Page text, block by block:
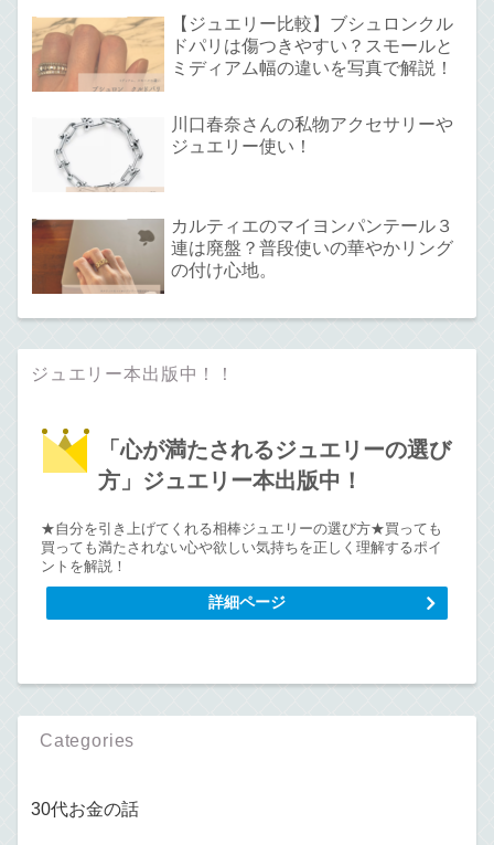
【ジュエリー比較】ブシュロンクル
ドパリは傷つきやすい？スモールと
ミディアム幅の違いを写真で解説！
川口春奈さんの私物アクセサリーや
ジュエリー使い！
カルティエのマイヨンパンテール３
連は廃盤？普段使いの華やかリング
の付け心地。
ジュエリー本出版中！！
「心が満たされるジュエリーの選び
方」ジュエリー本出版中！
★自分を引き上げてくれる相棒ジュエリーの選び方★買っても
買っても満たされない心や欲しい気持ちを正しく理解するポイ
ントを解説！
詳細ページ
Categories
30代お金の話